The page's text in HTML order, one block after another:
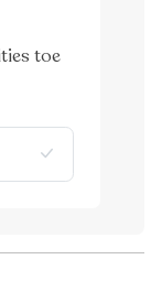
toe